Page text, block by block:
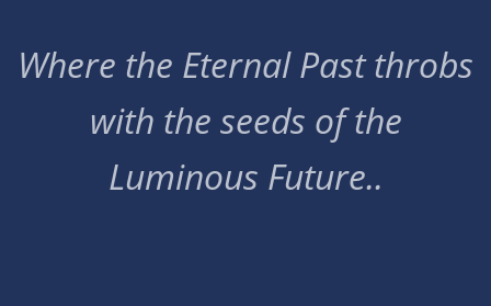
Where the Eternal Past throbs
with the seeds of the
Luminous Future..